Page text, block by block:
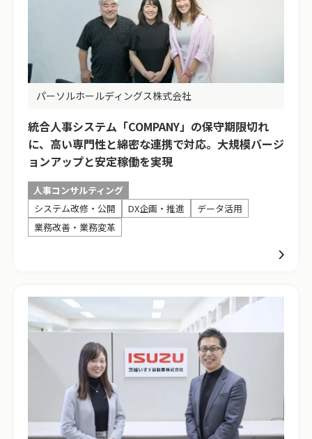
パーソルホールディングス株式会社
統合人事システム「COMPANY」の保守期限切れ
に、高い専門性と綿密な連携で対応。大規模バージ
ョンアップと安定稼働を実現
人事コンサルティング
システム改修・公開
DX企画・推進
データ活用
業務改善・業務変革